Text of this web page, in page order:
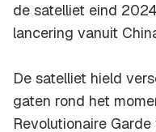
de satelliet eind
lancering vanuit
De satelliet hield
gaten rond het
Revolutionaire